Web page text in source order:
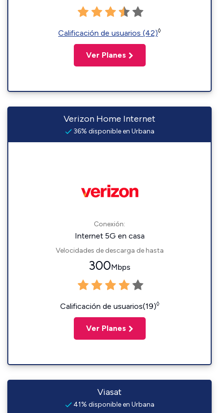
Calificación de usuarios (42)◊
Ver Planes
Verizon Home Internet
36% disponible en Urbana
Conexión:
Internet 5G en casa
Velocidades de descarga de hasta
300Mbps
Calificación de usuarios(19)◊
Ver Planes
Viasat
41% disponible en Urbana